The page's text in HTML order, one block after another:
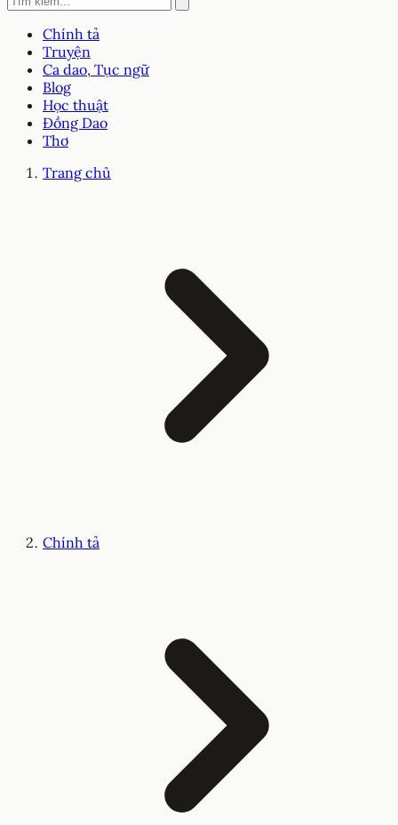
Chính tả
Truyện
Ca dao, Tục ngữ
Blog
Học thuật
Đồng Dao
Thơ
Trang chủ
Chính tả